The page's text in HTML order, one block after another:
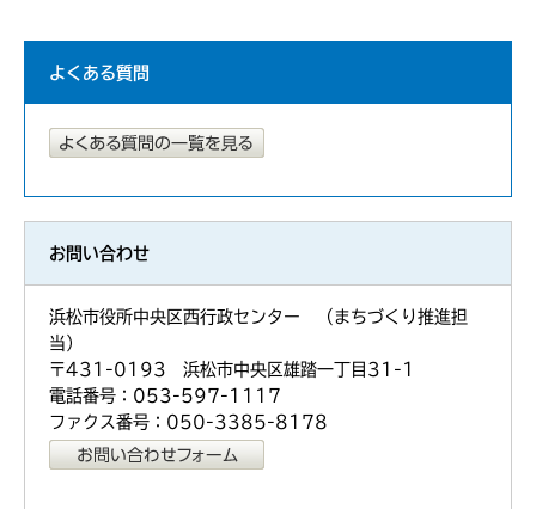
よくある質問
お問い合わせ
浜松市役所中央区西行政センター （まちづくり推進担
当）
〒431-0193 浜松市中央区雄踏一丁目31-1
電話番号：053-597-1117
ファクス番号：050-3385-8178